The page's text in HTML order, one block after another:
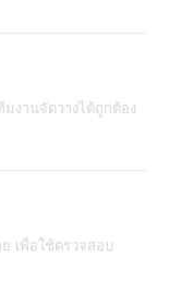
งานจัดวางได้ถูกต้อง
เพื่อใช้ตรวจสอบ